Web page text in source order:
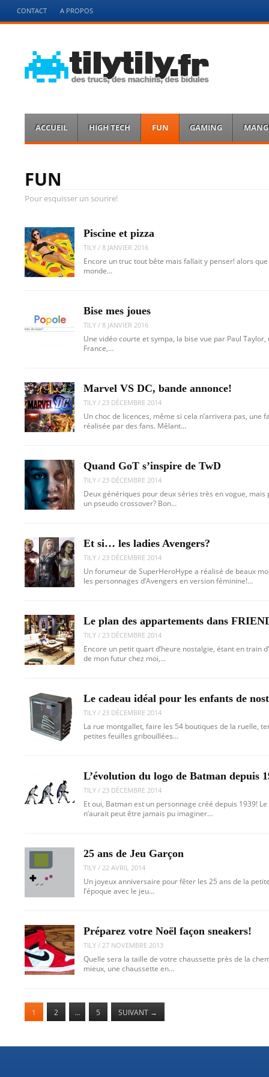
Menu
Aller
directement
CONTACT A PROPOS
tilytily.fr
Menu
directement
au
ACCUEIL HIGH TECH FUN GAMING
FUN
Pour esquisser un sourire!
Piscine et pizza
TILY /8 JANVIER 2016
Encore un truc tout bête mais fallait y penser! alors
monde…
Bise mes joues
TILY /8 JANVIER 2016
Une vidéo courte et sympa, la bise vue par Paul
France,…
Marvel VS DC, bande annonce!
TILY /23 DÉCEMBRE 2014
Un choc de licences, même si cela n’arrivera pas, une
réalisée par des fans. Mêlant…
Quand GoT s’inspire de TwD
TILY /23 DÉCEMBRE 2014
Deux génériques pour deux séries très en vogue,
un pseudo crossover? Bon…
Et si… les ladies Avengers?
TILY /23 DÉCEMBRE 2014
Un forumeur de SuperHeroHype a réalisé de beaux
les personnages d’Avengers en version féminine!…
Le plan des appartements dans
TILY /23 DÉCEMBRE 2014
Encore un petit quart d’heure nostalgie, étant en train
de mon futur chez moi,…
Le cadeau idéal pour les enfants de
TILY /23 DÉCEMBRE 2014
La rue montgallet, faire les 54 boutiques de la ruelle,
petites feuilles gribouillées…
L’évolution du logo de Batman depuis
TILY /23 DÉCEMBRE 2014
Et oui, Batman est un personnage créé depuis 1939!
n’aurait peut être jamais pu imaginer…
25 ans de Jeu Garçon
TILY /22 AVRIL 2014
Un joyeux anniversaire pour fêter les 25 ans de la
l’époque avec le jeu…
Préparez votre Noël façon sneakers!
TILY /27 NOVEMBRE 2013
Quelle sera la taille de votre chaussette près de la
mieux, une chaussette en…
1 2 … 5 SUIVANT →